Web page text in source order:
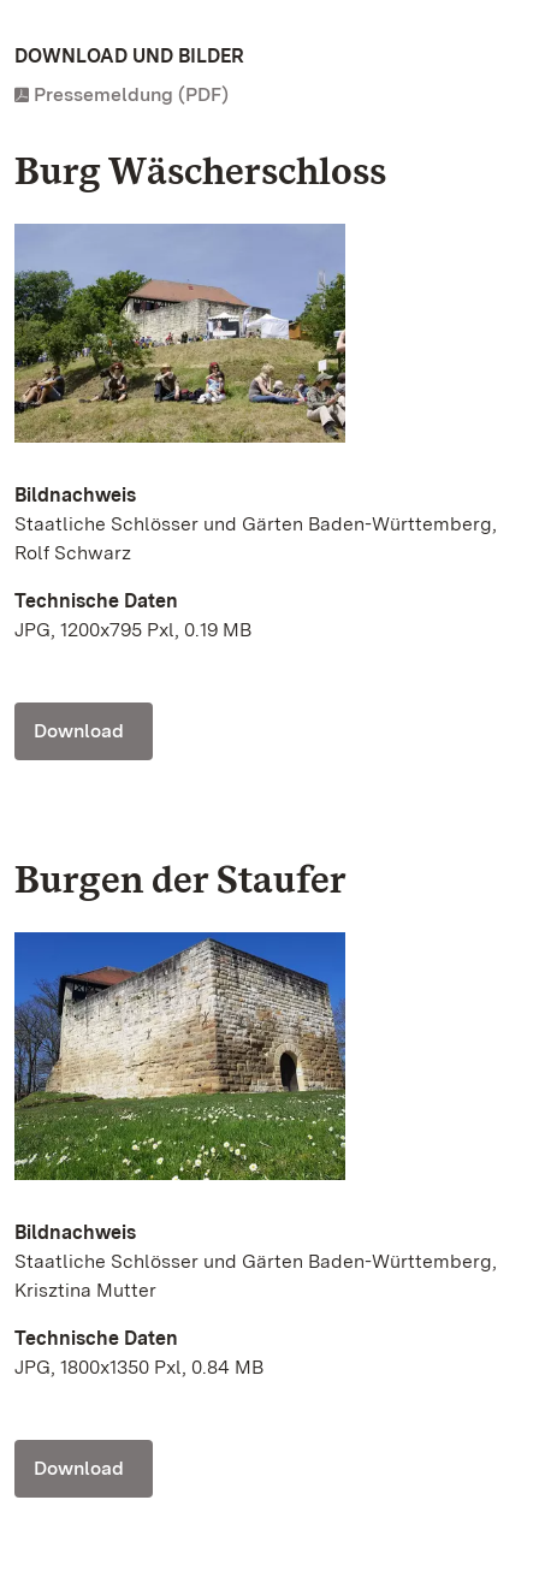
DOWNLOAD UND BILDER
Pressemeldung (PDF)
Burg Wäscherschloss
Bildnachweis
Staatliche Schlösser und Gärten Baden-Württemberg,
Rolf Schwarz
Technische Daten
JPG, 1200x795 Pxl, 0.19 MB
Download
Burgen der Staufer
Bildnachweis
Staatliche Schlösser und Gärten Baden-Württemberg,
Krisztina Mutter
Technische Daten
JPG, 1800x1350 Pxl, 0.84 MB
Download